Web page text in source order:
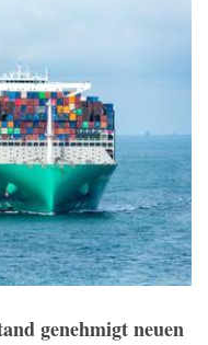
genehmigt neuen